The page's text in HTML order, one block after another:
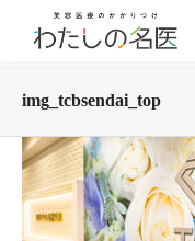
img_tcbsendai_top